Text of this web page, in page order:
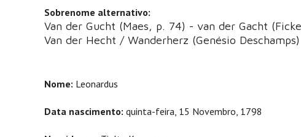
Sobrenome alternativo:
Van der Gucht (Maes, p. 74) - van der Gacht
Van der Hecht / Wanderherz (Genésio Deschamps)
Nome: Leonardus
Data nascimento: quinta-feira, 15 Novembro, 1798